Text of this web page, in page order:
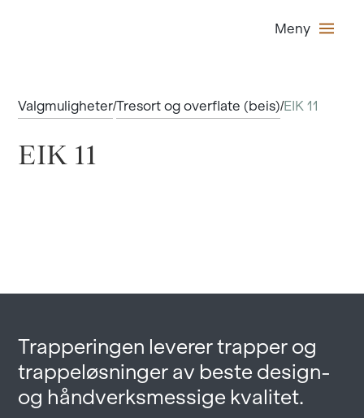
Meny
Valgmuligheter/Tresort og overflate (beis)/EIK 11
EIK 11
Trapperingen leverer trapper og
trappeløsninger av beste design-
og håndverksmessige kvalitet.